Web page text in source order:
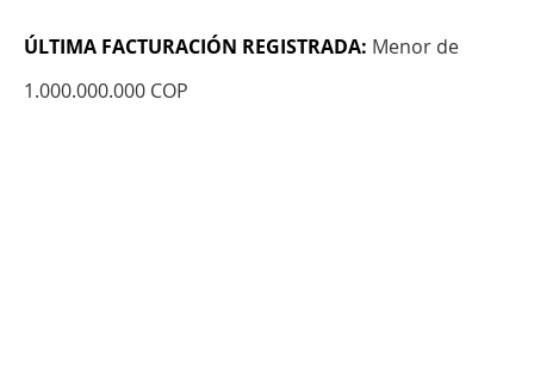
ÚLTIMA FACTURACIÓN REGISTRADA: Menor de
1.000.000.000 COP